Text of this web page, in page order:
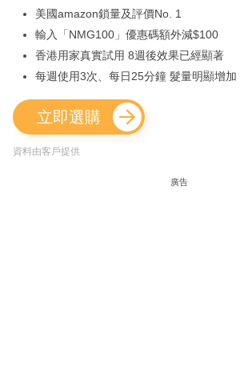
美國amazon鎖量及評價No. 1
輸入「NMG100」優惠碼額外減$100
香港用家真實試用 8週後效果已經顯著
每週使用3次、每日25分鐘 髮量明顯增加
立即選購
資料由客戶提供
廣告